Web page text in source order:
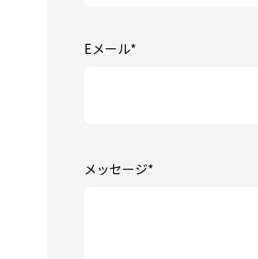
Eメール*
メッセージ*